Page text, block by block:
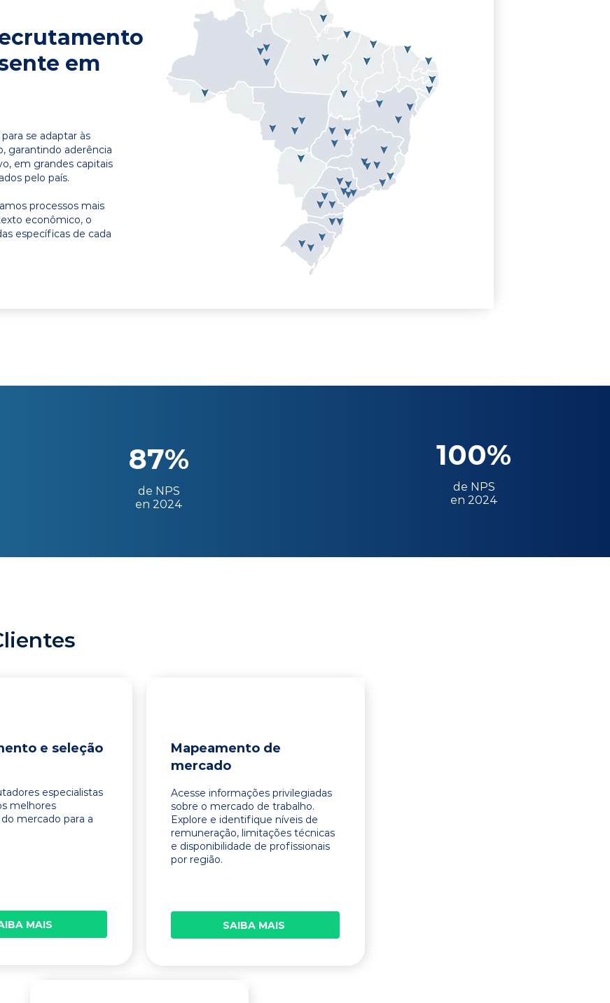
em
se adaptar às
garantindo aderência
em grandes capitais
pelo país.
processos mais
econômico, o
específicas de cada
87%
de NPS
en 2024
100%
de NPS
en 2024
e seleção
especialistas
melhores
mercado para a
MAIS
Mapeamento de
mercado
Acesse informações privilegiadas
sobre o mercado de trabalho.
Explore e identifique níveis de
remuneração, limitações técnicas
e disponibilidade de profissionais
por região.
SAIBA MAIS